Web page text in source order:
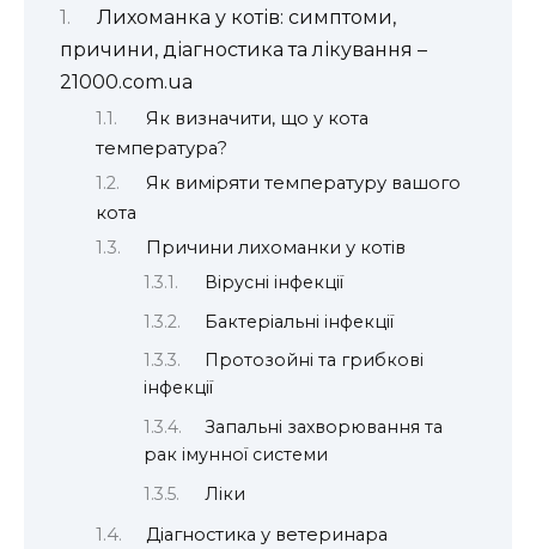
Лихоманка у котів: симптоми,
причини, діагностика та лікування –
21000.com.ua
Як визначити, що у кота
температура?
Як виміряти температуру вашого
кота
Причини лихоманки у котів
Вірусні інфекції
Бактеріальні інфекції
Протозойні та грибкові
інфекції
Запальні захворювання та
рак імунної системи
Ліки
Діагностика у ветеринара